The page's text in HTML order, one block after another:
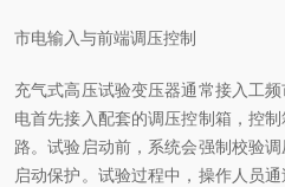
市电输入与前端调压控制
充气式高压试验变压器通常接入工
电首先接入配套的调压控制箱，控
路。试验启动前，系统会强制校验
启动保护。试验过程中，操作人员